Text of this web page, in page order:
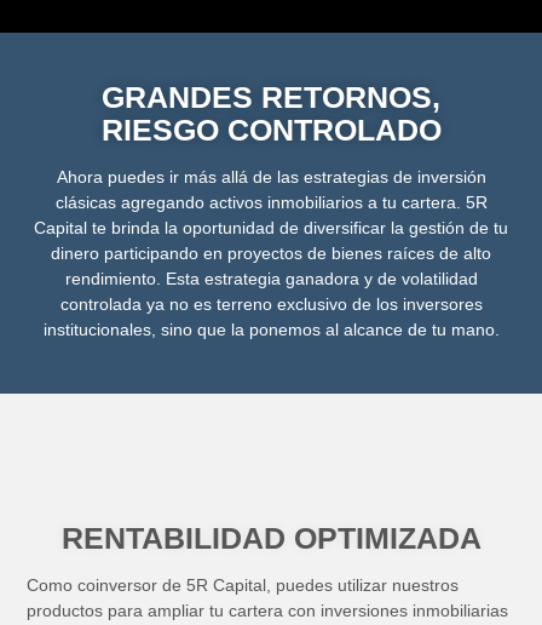
GRANDES RETORNOS,
RIESGO CONTROLADO
Ahora puedes ir más allá de las estrategias de inversión
clásicas agregando activos inmobiliarios a tu cartera. 5R
Capital te brinda la oportunidad de diversificar la gestión de tu
dinero participando en proyectos de bienes raíces de alto
rendimiento. Esta estrategia ganadora y de volatilidad
controlada ya no es terreno exclusivo de los inversores
institucionales, sino que la ponemos al alcance de tu mano.
RENTABILIDAD OPTIMIZADA
Como coinversor de 5R Capital, puedes utilizar nuestros
productos para ampliar tu cartera con inversiones inmobiliarias